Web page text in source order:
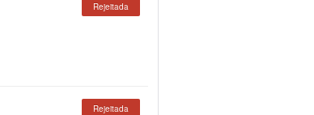
Rejeitada
Rejeitada